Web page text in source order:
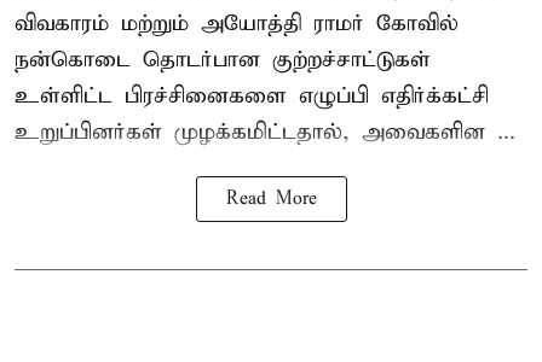
விவகாரம் மற்றும் அயோத்தி ராமர் கோவில்
நன்கொடை தொடர்பான குற்றச்சாட்டுகள்
உள்ளிட்ட பிரச்சினைகளை எழுப்பி எதிர்க்கட்சி
உறுப்பினர்கள் முழக்கமிட்டதால், அவைகளின ...
Read More